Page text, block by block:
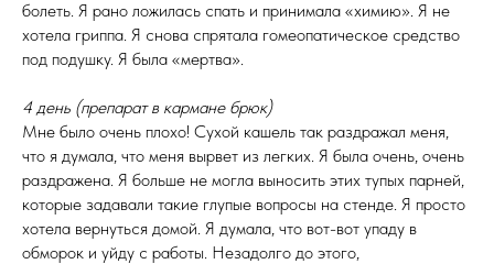
болеть. Я рано ложилась спать и принимала «химию». Я не
хотела гриппа. Я снова спрятала гомеопатическое средство
под подушку. Я была «мертва».
4 день (препарат в кармане брюк)
Мне было очень плохо! Сухой кашель так раздражал меня,
что я думала, что меня вырвет из легких. Я была очень, очень
раздражена. Я больше не могла выносить этих тупых парней,
которые задавали такие глупые вопросы на стенде. Я просто
хотела вернуться домой. Я думала, что вот-вот упаду в
обморок и уйду с работы. Незадолго до этого,